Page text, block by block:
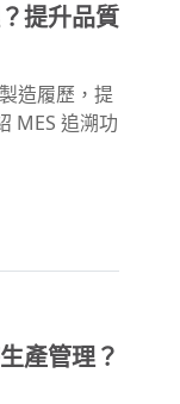
提升品質
造履歷，提
MES 追溯功
產管理？